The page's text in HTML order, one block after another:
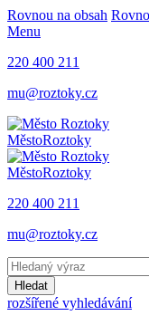
Rovnou na obsah
Menu
220 400 211
mu@roztoky.cz
MěstoRoztoky
MěstoRoztoky
220 400 211
mu@roztoky.cz
Hledat
rozšířené vyhledávání